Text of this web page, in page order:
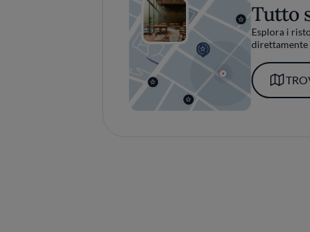
Tutto
Esplora i
direttamente